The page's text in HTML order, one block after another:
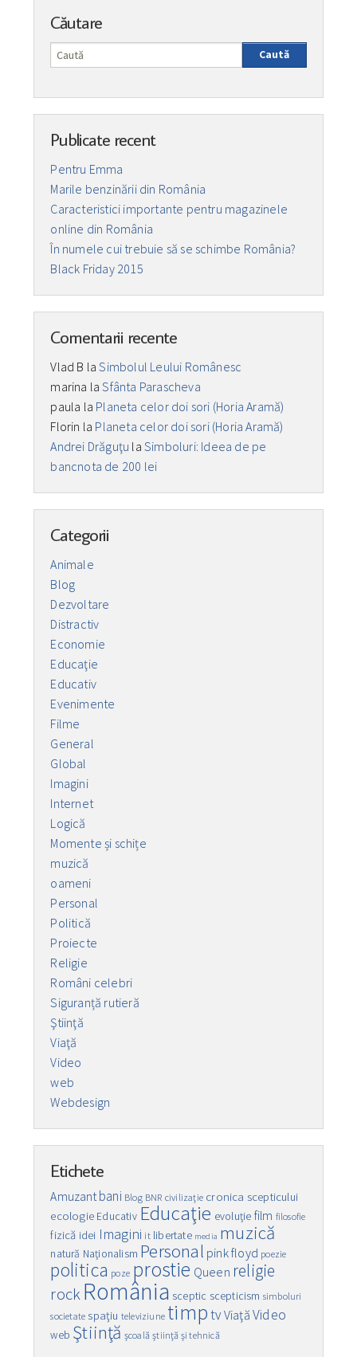
Căutare
Caută
Publicate recent
Pentru Emma
Marile benzinării din România
Caracteristici importante pentru magazinele
online din România
În numele cui trebuie să se schimbe România?
Black Friday 2015
Comentarii recente
Vlad B laSimbolul Leului Românesc
marina laSfânta Parascheva
paula la Planeta celor doi sori (Horia Aramă)
Florin la Planeta celor doi sori (Horia Aramă)
Andrei Drăguţu laSimboluri: Ideea de pe
bancnota de 200 lei
Categorii
Animale
Blog
Dezvoltare
Distractiv
Economie
Educaţie
Educativ
Evenimente
Filme
General
Global
Imagini
Internet
Logică
Momente și schițe
muzică
oameni
Personal
Politică
Proiecte
Religie
Români celebri
Siguranță rutieră
Ştiinţă
Viaţă
Video
web
Webdesign
Etichete
Amuzant bani Blog BNR civilizaţie cronica scepticului
ecologie Educativ Educaţie evoluţie film filosofie
fizică idei Imagini it libertate media muzică
natură Naţionalism Personal pink floyd poezie
politica poze prostie Queen religie
rockRomânia sceptic scepticism simboluri
societate spaţiu televiziune timptvViaţă Video
web Ştiinţă şcoală ştiinţă şi tehnică